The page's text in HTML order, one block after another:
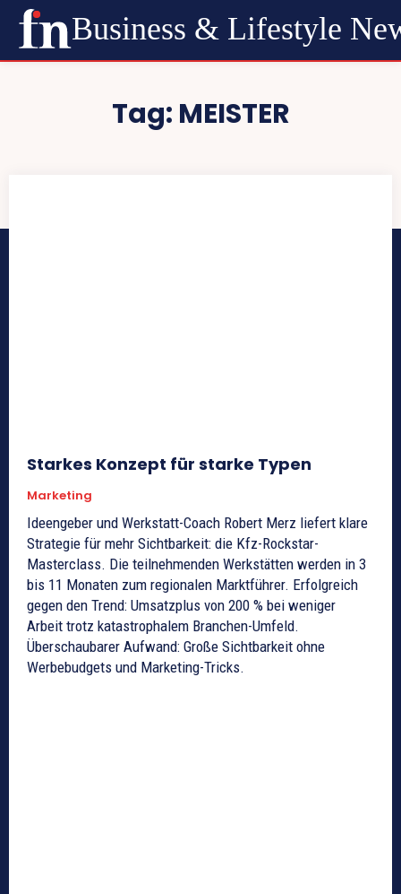
Business & Lifestyle
Tag: MEISTER
Starkes Konzept für starke Typen
Marketing
Ideengeber und Werkstatt-Coach Robert Merz liefert klare
Strategie für mehr Sichtbarkeit: die Kfz-Rockstar-
Masterclass. Die teilnehmenden Werkstätten werden in 3
bis 11 Monaten zum regionalen Marktführer. Erfolgreich
gegen den Trend: Umsatzplus von 200 % bei weniger
Arbeit trotz katastrophalem Branchen-Umfeld.
Überschaubarer Aufwand: Große Sichtbarkeit ohne
Werbebudgets und Marketing-Tricks.